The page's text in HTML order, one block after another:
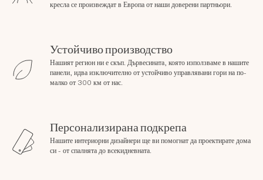
кресла се произвеждат в Европа от наши доверени партньори.
Устойчиво производство
Нашият регион ни е скъп. Дървесината, която използваме в нашите
панели, идва изключително от устойчиво управлявани гори на по-
малко от 300 км от нас.
Персонализирана подкрепа
Нашите интериорни дизайнери ще ви помогнат да проектирате дома
си - от спалнята до всекидневната.